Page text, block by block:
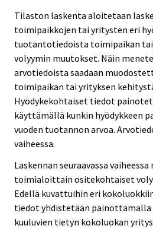
Tilaston laskenta aloitetaan
toimipaikkojen tai yritysten eri
tuotantotiedoista toimipaikan
volyymin muutokset. Näin
arvotiedoista saadaan
toimipaikan tai yrityksen
Hyödykekohtaiset tiedot
käyttämällä kunkin hyödykkeen
vuoden tuotannon arvoa.
vaiheessa.
Laskennan seuraavassa
toimialoittain ositekohtaiset
Edellä kuvattuihin eri
tiedot yhdistetään painottamalla
kuuluvien tietyn kokoluokan